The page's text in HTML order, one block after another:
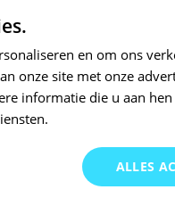
je auto behandel je nu
Repair Systems. U dient
beter hecht.
het gaat om hoge
veel kleurencombinaties
met professionele verf.
kleur voor uw auto bij
bij ons ook terecht voor
en om ons
onze site met onze
informatie die u aan
ALLES